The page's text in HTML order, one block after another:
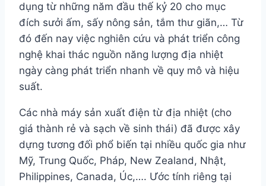
dụng từ những năm đầu thế kỷ 20 cho mục
đích sưởi ấm, sấy nông sản, tắm thư giãn,… Từ
đó đến nay việc nghiên cứu và phát triển công
nghệ khai thác nguồn năng lượng địa nhiệt
ngày càng phát triển nhanh về quy mô và hiệu
suất.
Các nhà máy sản xuất điện từ địa nhiệt (cho
giá thành rẻ và sạch về sinh thái) đã được xây
dựng tương đối phổ biến tại nhiều quốc gia như
Mỹ, Trung Quốc, Pháp, New Zealand, Nhật,
Philippines, Canada, Úc,…. Ước tính riêng tại